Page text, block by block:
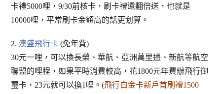
卡禮5000哩，9/30前核卡，刷卡禮還翻倍送，也就是
10000哩，平常刷卡金額高的話更划算。
2. 澳盛飛行卡 (免年費)
30元一哩，可以換長榮、華航、亞洲萬里通、新航等航空
聯盟的哩程，如果平時消費較高，花1800元年費辦飛行御
璽卡，23元就可以換1哩。(飛行白金卡新戶首刷禮1500